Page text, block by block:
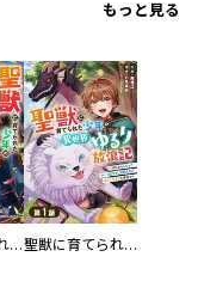
もっと見る
聖獣に育てられた少年の異世界ゆるり放浪記～神様からもらったチート魔法で、仲間たちとスローライフを満喫中～ 聖獣に育てられた少年の異世界ゆるり放浪記～神様からもらったチート魔法で、仲間たちとスローライフを満喫中～【分冊版】